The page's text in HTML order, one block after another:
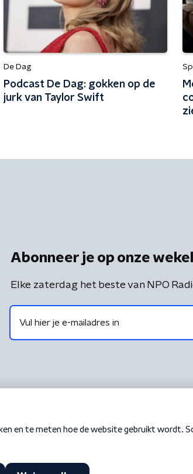
De Dag
Podcast De Dag: gokken op de
jurk van Taylor Swift
Abonneer je op onze
Elke zaterdag het beste van NPO